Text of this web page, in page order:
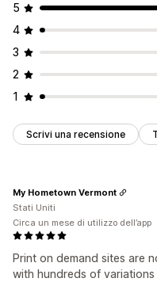
5
4
3
2
1
Scrivi una recensione
Print on demand sites are
with hundreds of
My Hometown Vermont
Stati Uniti
Circa un mese di utilizzo dell’app